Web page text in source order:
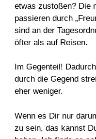
etwas zustoßen? Die
passieren durch
sind an der
öfter als auf Reisen.
Im Gegenteil!
durch die Gegend
eher weniger.
Wenn es Dir nur
zu sein, das kannst